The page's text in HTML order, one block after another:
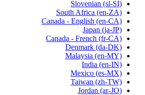
Slovenian (sl-SI)
South Africa (en-ZA)
Canada - English (en-CA)
Japan (ja-JP)
Canada - French (fr-CA)
Denmark (da-DK)
Malaysia (en-MY)
India (en-IN)
Mexico (es-MX)
Taiwan (zh-TW)
Jordan (ar-JO)